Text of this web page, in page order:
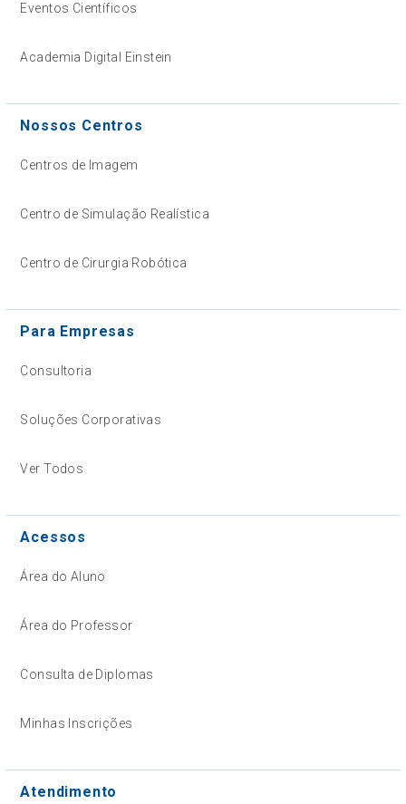
Eventos Científicos
Academia Digital Einstein
Nossos Centros
Centros de Imagem
Centro de Simulação Realística
Centro de Cirurgia Robótica
Para Empresas
Consultoria
Soluções Corporativas
Ver Todos
Acessos
Área do Aluno
Área do Professor
Consulta de Diplomas
Minhas Inscrições
Atendimento